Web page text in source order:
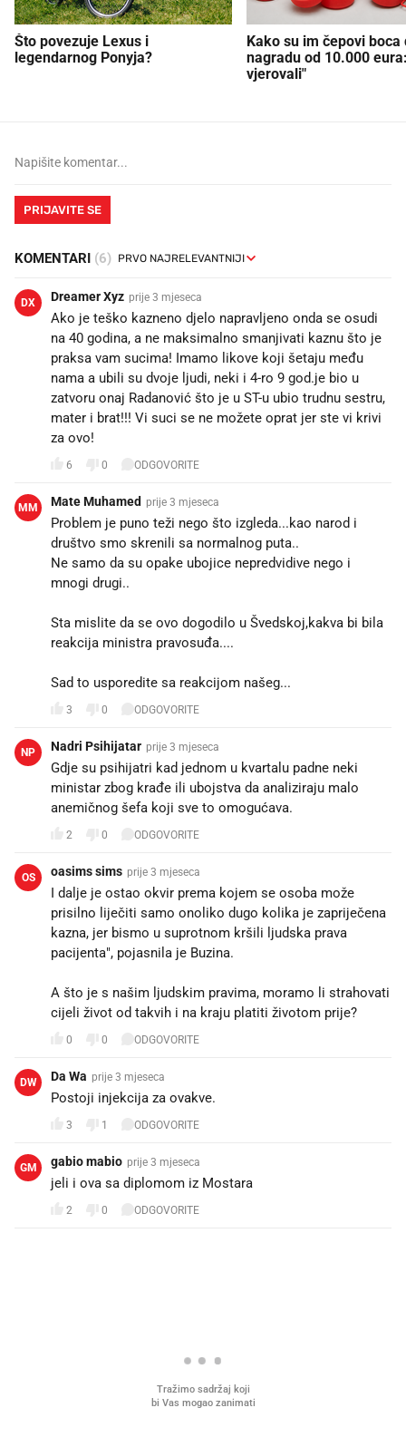
Što povezuje Lexus i
legendarnog Ponyja?
Kako su im čepovi boca
nagradu od 10.000
vjerovali"
PRIJAVITE SE
KOMENTARI (6)
DX Dreamer Xyz prije 3 mjeseca
Ako je teško kazneno djelo napravljeno onda se osudi
na 40 godina, a ne maksimalno smanjivati kaznu što je
praksa vam sucima! Imamo likove koji šetaju među
nama a ubili su dvoje ljudi, neki i 4-ro 9 god.je bio u
zatvoru onaj Radanović što je u ST-u ubio trudnu sestru,
mater i brat!!! Vi suci se ne možete oprat jer ste vi krivi
za ovo!
6 0 ODGOVORITE
MM Mate Muhamed prije 3 mjeseca
Problem je puno teži nego što izgleda...kao narod i
društvo smo skrenili sa normalnog puta..
Ne samo da su opake ubojice nepredvidive nego i
mnogi drugi..
Sta mislite da se ovo dogodilo u Švedskoj,kakva bi bila
reakcija ministra pravosuđa....
Sad to usporedite sa reakcijom našeg...
3 0 ODGOVORITE
NP Nadri Psihijatar prije 3 mjeseca
Gdje su psihijatri kad jednom u kvartalu padne neki
ministar zbog krađe ili ubojstva da analiziraju malo
anemičnog šefa koji sve to omogućava.
2 0 ODGOVORITE
OS oasims sims prije 3 mjeseca
I dalje je ostao okvir prema kojem se osoba može
prisilno liječiti samo onoliko dugo kolika je zapriječena
kazna, jer bismo u suprotnom kršili ljudska prava
pacijenta", pojasnila je Buzina.
A što je s našim ljudskim pravima, moramo li strahovati
cijeli život od takvih i na kraju platiti životom prije?
0 0 ODGOVORITE
DW Da Wa prije 3 mjeseca
Postoji injekcija za ovakve.
3 1 ODGOVORITE
GM gabio mabio prije 3 mjeseca
jeli i ova sa diplomom iz Mostara
2 0 ODGOVORITE